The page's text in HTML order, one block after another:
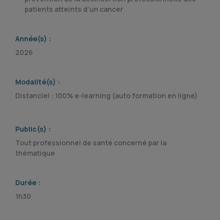
patients atteints d’un cancer
Année(s) :
2026
Modalité(s) :
Distanciel : 100% e-learning (auto formation en ligne)
Public(s) :
Tout professionnel de santé concerné par la
thématique
Durée :
1h30